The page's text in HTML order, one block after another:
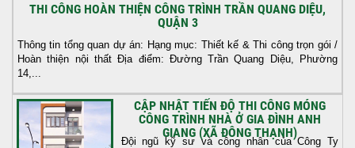
THI CÔNG HOÀN THIỆN CÔNG TRÌNH TRẦN QUANG DIỆU,
QUẬN 3
Thông tin tổng quan dự án: Hạng mục: Thiết kế & Thi công trọn gói /
Hoàn thiện nội thất Địa điểm: Đường Trần Quang Diệu, Phường
14,...
CẬP NHẬT TIẾN ĐỘ THI CÔNG MÓNG
CÔNG TRÌNH NHÀ Ở GIA ĐÌNH ANH
GIANG (XÃ ĐÔNG THẠNH)
Đội ngũ kỹ sư và công nhân của Công Ty